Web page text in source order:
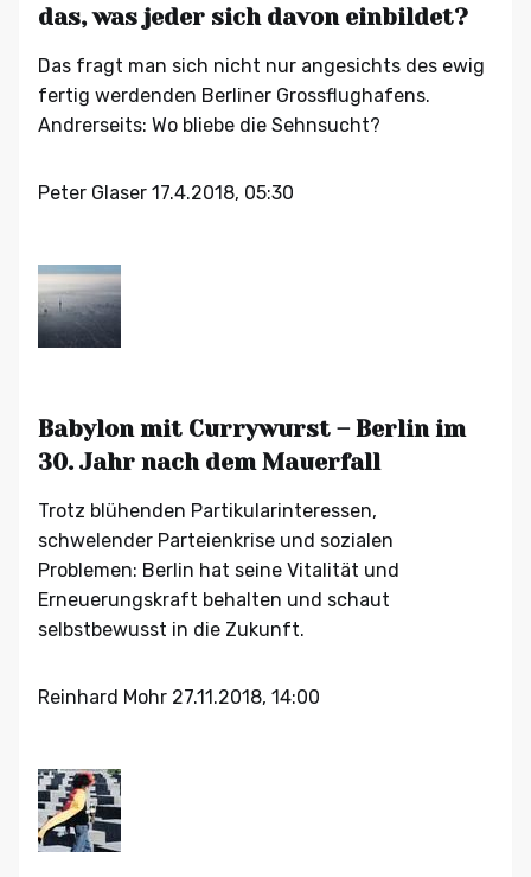
das, was jeder sich davon einbildet?
Das fragt man sich nicht nur angesichts des ewig
fertig werdenden Berliner Grossflughafens.
Andrerseits: Wo bliebe die Sehnsucht?
Peter Glaser 17.4.2018, 05:30
Babylon mit Currywurst – Berlin im
30. Jahr nach dem Mauerfall
Trotz blühenden Partikularinteressen,
schwelender Parteienkrise und sozialen
Problemen: Berlin hat seine Vitalität und
Erneuerungskraft behalten und schaut
selbstbewusst in die Zukunft.
Reinhard Mohr 27.11.2018, 14:00